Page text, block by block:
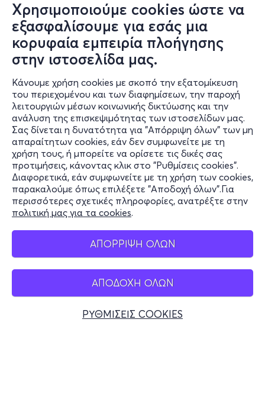
Χρησιμοποιούμε cookies ώστε να
εξασφαλίσουμε για εσάς μια
κορυφαία εμπειρία πλοήγησης
στην ιστοσελίδα μας.
Κάνουμε χρήση cookies με σκοπό την εξατομίκευση
του περιεχομένου και των διαφημίσεων, την παροχή
λειτουργιών μέσων κοινωνικής δικτύωσης και την
ανάλυση της επισκεψιμότητας των ιστοσελίδων μας.
Σας δίνεται η δυνατότητα για "Απόρριψη όλων" των μη
απαραίτητων cookies, εάν δεν συμφωνείτε με τη
χρήση τους, ή μπορείτε να ορίσετε τις δικές σας
προτιμήσεις, κάνοντας κλικ στο "Ρυθμίσεις cookies".
Διαφορετικά, εάν συμφωνείτε με τη χρήση των cookies,
παρακαλούμε όπως επιλέξετε "Αποδοχή όλων".Για
περισσότερες σχετικές πληροφορίες, ανατρέξτε στην
πολιτική μας για τα cookies.
ΑΠΟΡΡΙΨΗ ΟΛΩΝ
ΑΠΟΔΟΧΗ ΟΛΩΝ
ΡΥΘΜΙΣΕΙΣ COOKIES
Πληροφορίες
Υποστήριξη
Stay Connected
Mobile app